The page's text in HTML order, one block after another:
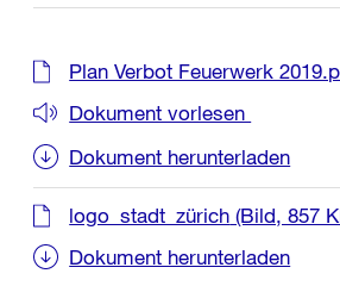
Plan Verbot Feuerwerk
Dokument vorlesen
Dokument herunterladen
logo_stadt_zürich (Bild, 857
Dokument herunterladen